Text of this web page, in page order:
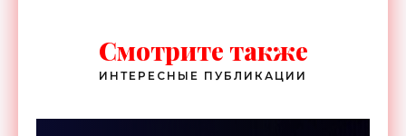
Смотрите также
ИНТЕРЕСНЫЕ ПУБЛИКАЦИИ